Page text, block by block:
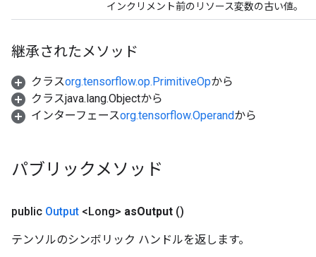
インクリメント前のリソース変数の古い値。
継承されたメソッド
クラスorg.tensorflow.op.PrimitiveOpから
クラスjava.lang.Objectから
インターフェースorg.tensorflow.Operandから
パブリックメソッド
public Output <Long> asOutput ()
テンソルのシンボリック ハンドルを返します。